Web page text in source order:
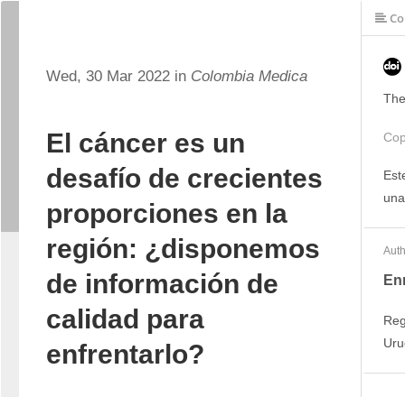
Wed, 30 Mar 2022 in Colombia Medica
El cáncer es un
desafío de crecientes
proporciones en la
región: ¿disponemos
de información de
calidad para
enfrentarlo?